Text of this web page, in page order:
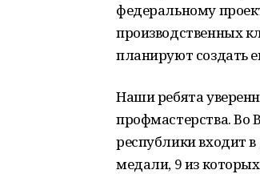
федеральному
производственных
планируют создать
Наши ребята
профмастерства. Во
республики входит
медали, 9 из